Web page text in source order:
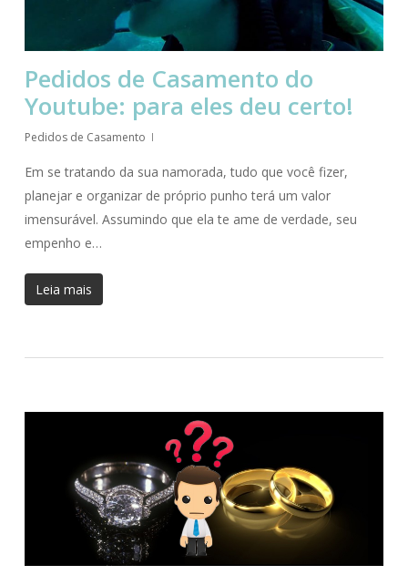
Pedidos de Casamento do
Youtube: para eles deu certo!
Pedidos de Casamento
Em se tratando da sua namorada, tudo que você fizer,
planejar e organizar de próprio punho terá um valor
imensurável. Assumindo que ela te ame de verdade, seu
empenho e…
Leia mais